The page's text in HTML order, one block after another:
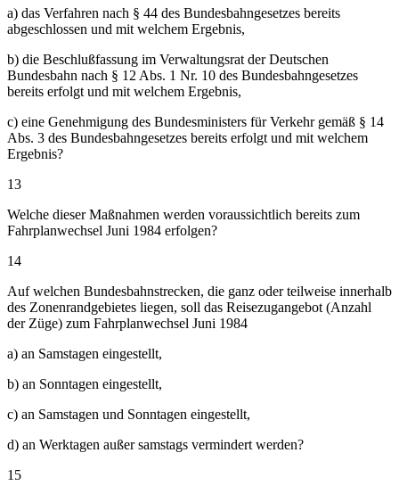
a) das Verfahren nach § 44 des Bundesbahngesetzes bereits
abgeschlossen und mit welchem Ergebnis,
b) die Beschlußfassung im Verwaltungsrat der Deutschen
Bundesbahn nach § 12 Abs. 1 Nr. 10 des Bundesbahngesetzes
bereits erfolgt und mit welchem Ergebnis,
c) eine Genehmigung des Bundesministers für Verkehr gemäß § 14
Abs. 3 des Bundesbahngesetzes bereits erfolgt und mit welchem
Ergebnis?
13
Welche dieser Maßnahmen werden voraussichtlich bereits zum
Fahrplanwechsel Juni 1984 erfolgen?
14
Auf welchen Bundesbahnstrecken, die ganz oder teilweise innerhalb
des Zonenrandgebietes liegen, soll das Reisezugangebot (Anzahl
der Züge) zum Fahrplanwechsel Juni 1984
a) an Samstagen eingestellt,
b) an Sonntagen eingestellt,
c) an Samstagen und Sonntagen eingestellt,
d) an Werktagen außer samstags vermindert werden?
15